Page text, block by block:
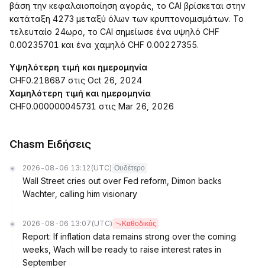
βάση την κεφαλαιοποίηση αγοράς, το CAI βρίσκεται στην
κατάταξη 4273 μεταξύ όλων των κρυπτονομισμάτων. Το
τελευταίο 24ωρο, το CAI σημείωσε ένα υψηλό CHF
0.00235701 και ένα χαμηλό CHF 0.00227355.
Υψηλότερη τιμή και ημερομηνία
CHF0.218687 στις Oct 26, 2024
Χαμηλότερη τιμή και ημερομηνία
CHF0.000000045731 στις Mar 26, 2026
Chasm Ειδήσεις
2026-08-06 13:12 (UTC) Ουδέτερο
Wall Street cries out over Fed reform, Dimon backs
Wachter, calling him visionary
2026-08-06 13:07 (UTC) Καθοδικός
Report: If inflation data remains strong over the coming
weeks, Wach will be ready to raise interest rates in
September